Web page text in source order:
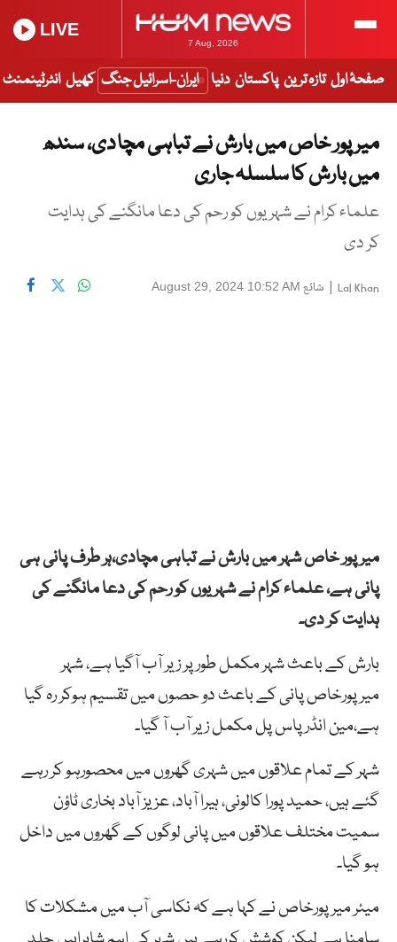
7 Aug, 2026
LIVE
صفحۂ اول تازہ ترین پاکستان دنیا ایران-اسرائیل جنگ کھیل انٹرٹینمنٹ
میرپور خاص میں بارش نے تباہی مچا دی، سندھ
میں بارش کا سلسلہ جاری
علماء کرام نے شہریوں کو رحم کی دعا مانگنے کی ہدایت
کر دی
Lal Khan
| شائع August 29, 2024 10:52 AM
میرپور خاص شہر میں بارش نے تباہی مچادی،ہر طرف پانی ہی
پانی ہے، علماء کرام نے شہریوں کو رحم کی دعا مانگنے کی
ہدایت کر دی۔
بارش کے باعث شہر مکمل طور پر زیر آب آگیا ہے، شہر
میرپورخاص پانی کے باعث دو حصوں میں تقسیم ہوکر رہ گیا
ہے،مین انڈر پاس پل مکمل زیر آب آ گیا۔
شہر کے تمام علاقوں میں شہری گھروں میں محصورہو کر رہے
گئے ہیں، حمید پورا کالونی، ہیرا آباد، عزیز آباد بخاری ٹاؤن
سمیت مختلف علاقوں میں پانی لوگوں کے گھروں میں داخل
ہو گیا۔
میئر میرپورخاص نے کہا ہے کہ نکاسی آب میں مشکلات کا